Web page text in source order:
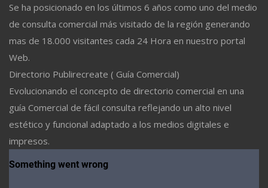
Se ha posicionado en los últimos 6 años como uno del medio
de consulta comercial más visitado de la región generando
mas de 18.000 visitantes cada 24 Hora en nuestro portal
Web.
Directorio Publirecreate ( Guía Comercial)
Evolucionando el concepto de directorio comercial en una
guía Comercial de fácil consulta reflejando un alto nivel
estético y funcional adaptado a los medios digitales e
impresos.